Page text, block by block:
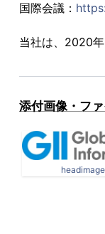
国際会議：
当社は、2020
添付画像・フ